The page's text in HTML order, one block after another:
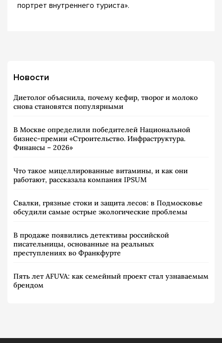
портрет внутреннего туриста».
Новости
Диетолог объяснила, почему кефир, творог и молоко
снова становятся популярными
В Москве определили победителей Национальной
бизнес-премии «Строительство. Инфраструктура.
Финансы – 2026»
Что такое мицеллированные витамины, и как они
работают, рассказала компания IPSUM
Свалки, грязные стоки и защита лесов: в Подмосковье
обсудили самые острые экологические проблемы
В продаже появились детективы российской
писательницы, основанные на реальных
преступлениях во Франкфурте
Пять лет AFUVA: как семейный проект стал узнаваемым
брендом